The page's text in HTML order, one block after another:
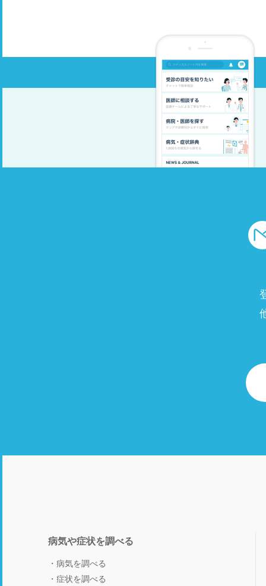
そう考えると不安で悲しくて先が見えません。
病気や症状を調べる
病気を調べる
症状を調べる